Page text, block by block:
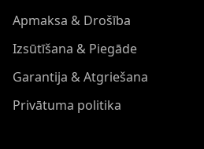
Apmaksa & Drošība
Izsūtīšana & Piegāde
Garantija & Atgriešana
Privātuma politika